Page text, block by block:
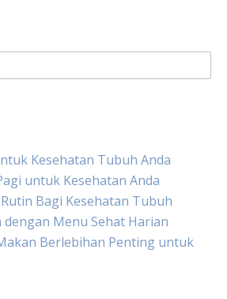
Kesehatan Tubuh Anda
untuk Kesehatan Anda
Bagi Kesehatan Tubuh
dengan Menu Sehat Harian
Berlebihan Penting untuk